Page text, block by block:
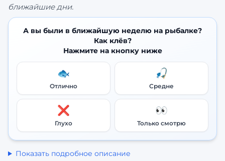
ближайшие дни.
А вы были в ближайшую неделю на рыбалке?
Как клёв?
Нажмите на кнопку ниже
🐟
Отлично
🎣
Средне
❌
Глухо
👀
Только смотрю
Показать подробное описание